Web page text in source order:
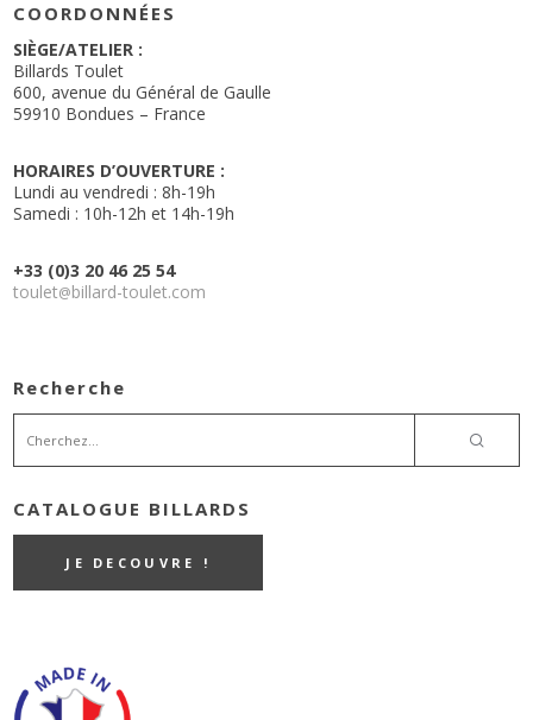
COORDONNÉES
SIÈGE/ATELIER :
Billards Toulet
600, avenue du Général de Gaulle
59910 Bondues – France
HORAIRES D’OUVERTURE :
Lundi au vendredi : 8h-19h
Samedi : 10h-12h et 14h-19h
+33 (0)3 20 46 25 54
toulet@billard-toulet.com
Recherche
CATALOGUE BILLARDS
JE DECOUVRE !